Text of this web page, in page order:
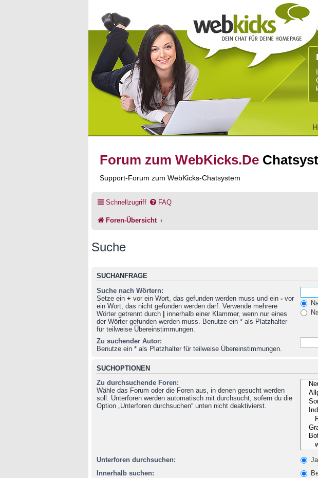
Forum zum WebKicks.De
Support-Forum zum WebKicks-Chatsystem
Schnellzugriff FAQ
Foren-Übersicht
Suche
SUCHANFRAGE
Suche nach Wörtern:
Setze ein + vor ein Wort, das gefunden werden muss und ein - vor
ein Wort, das nicht gefunden werden darf. Verwende mehrere
Wörter getrennt durch
innerhalb einer Klammer, wenn nur eines
der Wörter gefunden werden muss. Benutze ein * als Platzhalter
für teilweise Übereinstimmungen.
Zu suchender Autor:
Benutze ein * als Platzhalter für teilweise Übereinstimmungen.
SUCHOPTIONEN
Zu durchsuchende Foren:
Wähle das Forum oder die Foren aus, in denen gesucht werden
soll. Unterforen werden automatisch mit durchsucht, sofern du die
Option „Unterforen durchsuchen“ unten nicht deaktivierst.
Unterforen durchsuchen: Ja
Innerhalb suchen: